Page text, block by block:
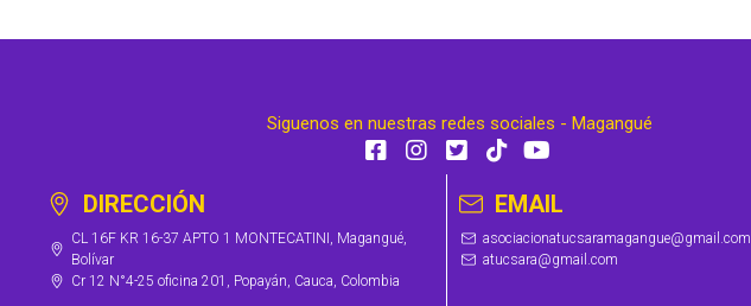
Siguenos en nuestras redes sociales - Magangué
DIRECCIÓN
CL 16F KR 16-37 APTO 1 MONTECATINI, Magangué,
Bolívar
Cr 12 N°4-25 oficina 201, Popayán, Cauca, Colombia
EMAIL
asociacionatucsaramagangue@gmail.com
atucsara@gmail.com